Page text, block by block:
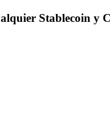
Stablecoin y